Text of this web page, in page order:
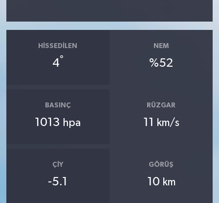
HISSEDILEN
4°
NEM
%52
BASINÇ
1013 hpa
RÜZGAR
11 km/s
ÇIY
-5.1
GÖRÜŞ
10 km